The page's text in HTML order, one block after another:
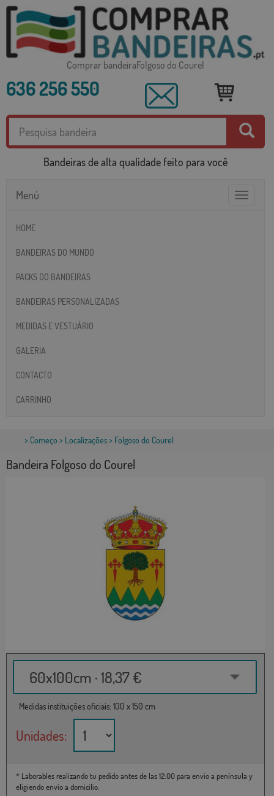
Comprar bandeiraFolgoso do Courel
636 256 550
Bandeiras de alta qualidade feito para você
Toggle
Menú
HOME
BANDEIRAS DO MUNDO
PACKS DO BANDEIRAS
BANDEIRAS PERSONALIZADAS
MEDIDAS E VESTUÁRIO
GALERIA
CONTACTO
CARRINHO
> Começo > Localizações> Folgoso do Courel
Bandeira Folgoso do Courel
60x100cm · 18,37 €
Medidas instituições oficiais: 100 x 150 cm
Unidades:
* Laborables realizando tu pedido antes de las 12:00 para envío a península y
eligiendo envío a domicilio.